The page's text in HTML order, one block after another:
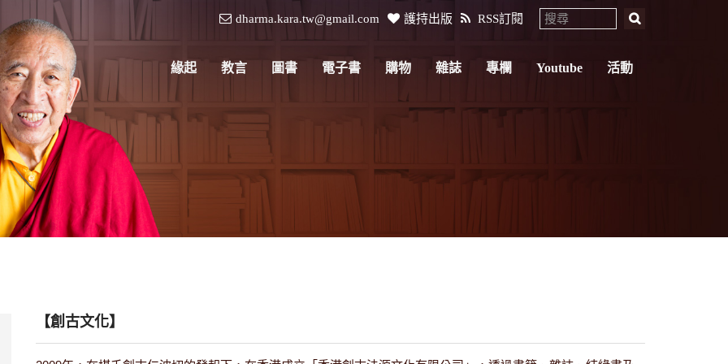
dharma.kara.tw@gmail.com 護持出版 RSS訂閱
緣起 教言 圖書 電子書 購物 雜誌 專欄 Youtube 活動
【創古文化】